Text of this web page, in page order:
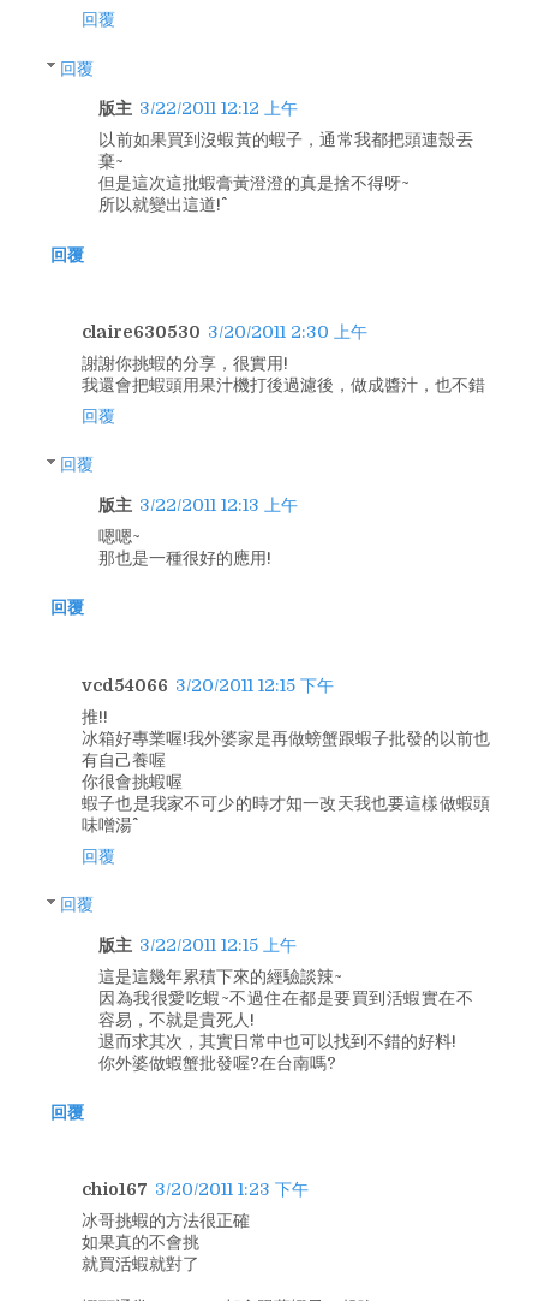
回覆
回覆
版主 3/22/2011 12:12 上午
以前如果買到沒蝦黃的蝦子，通常我都把頭連殼丟
棄~
但是這次這批蝦膏黃澄澄的真是捨不得呀~
所以就變出這道!^^
回覆
claire630530 3/20/2011 2:30 上午
謝謝你挑蝦的分享，很實用!
我還會把蝦頭用果汁機打後過濾後，做成醬汁，也不錯
回覆
回覆
版主 3/22/2011 12:13 上午
嗯嗯~
那也是一種很好的應用!
回覆
vcd54066 3/20/2011 12:15 下午
推!!
冰箱好專業喔!我外婆家是再做螃蟹跟蝦子批發的以前也
有自己養喔
你很會挑蝦喔
蝦子也是我家不可少的時才知一改天我也要這樣做蝦頭
味噌湯^^
回覆
回覆
版主 3/22/2011 12:15 上午
這是這幾年累積下來的經驗談辣~
因為我很愛吃蝦~不過住在都是要買到活蝦實在不
容易，不就是貴死人!
退而求其次，其實日常中也可以找到不錯的好料!
你外婆做蝦蟹批發喔?在台南嗎?
回覆
chio167 3/20/2011 1:23 下午
冰哥挑蝦的方法很正確
如果真的不會挑
就買活蝦就對了